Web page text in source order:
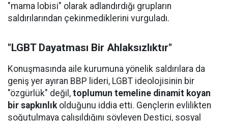
"mama lobisi" olarak adlandırdığı grupların
saldırılarından çekinmediklerini vurguladı.
"LGBT Dayatması Bir Ahlaksızlıktır"
Konuşmasında aile kurumuna yönelik saldırılara da
geniş yer ayıran BBP lideri, LGBT ideolojisinin bir
"özgürlük" değil, toplumun temeline dinamit koyan
bir sapkınlıkolduğunu iddia etti. Gençlerin evlilikten
soğutulmaya çalışıldığını söyleyen Destici, sosyal